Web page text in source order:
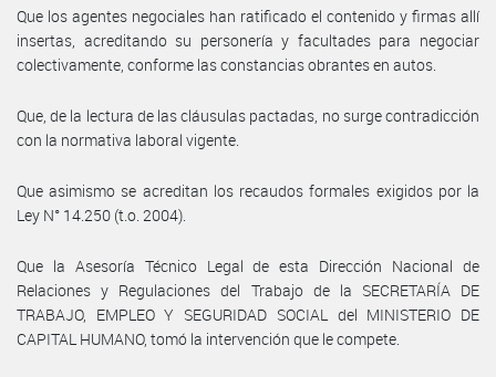
Que los agentes negociales han ratificado el contenido y firmas allí
insertas, acreditando su personería y facultades para negociar
colectivamente, conforme las constancias obrantes en autos.
Que, de la lectura de las cláusulas pactadas, no surge contradicción
con la normativa laboral vigente.
Que asimismo se acreditan los recaudos formales exigidos por la
Ley N° 14.250 (t.o. 2004).
Que la Asesoría Técnico Legal de esta Dirección Nacional de
Relaciones y Regulaciones del Trabajo de la SECRETARÍA DE
TRABAJO, EMPLEO Y SEGURIDAD SOCIAL del MINISTERIO DE
CAPITAL HUMANO, tomó la intervención que le compete.